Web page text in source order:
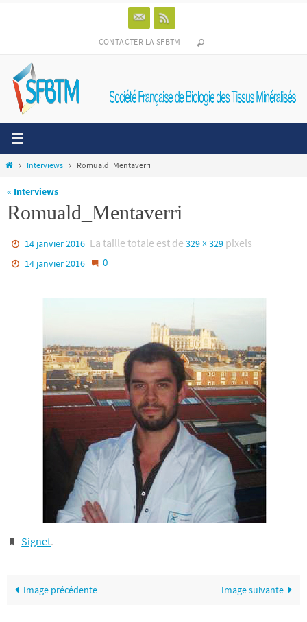
CONTACTER LA SFBTM
HomeInterviews Romuald_Mentaverri
« Interviews
Romuald_Mentaverri
14 janvier 2016 La taille totale est de329 × 329 pixels
14 janvier 2016 0
Signet.
Image précédente Image suivante